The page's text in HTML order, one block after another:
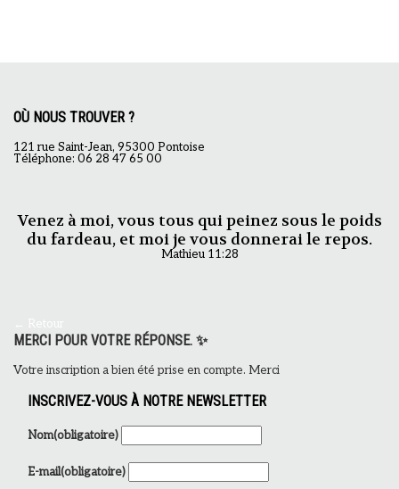
OÙ NOUS TROUVER ?
121 rue Saint-Jean, 95300 Pontoise
Téléphone: 06 28 47 65 00
Venez à moi, vous tous qui peinez sous le poids
du fardeau, et moi je vous donnerai le repos.
Mathieu 11:28
MERCI POUR VOTRE RÉPONSE. ✨
Votre inscription a bien été prise en compte. Merci
INSCRIVEZ-VOUS À NOTRE NEWSLETTER
Nom(obligatoire)
E-mail(obligatoire)